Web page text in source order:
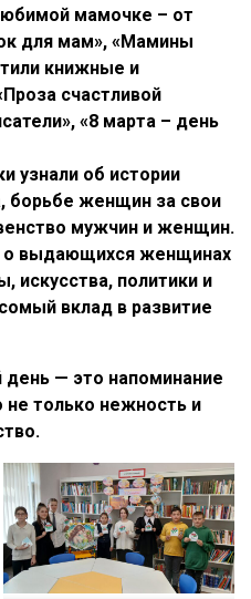
мамочке – от
для мам», «Мамины
книжные и
счастливой
«8 марта – день
узнали об истории
борьбе женщин за свои
мужчин и женщин.
о выдающихся женщинах
искусства, политики и
вклад в развитие
— это напоминание
только нежность и